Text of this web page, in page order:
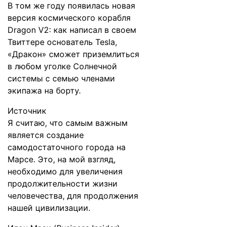
В том же году появилась новая
версия космического корабля
Dragon V2: как написал в своем
Твиттере основатель Tesla,
«Дракон» сможет приземлиться
в любом уголке Солнечной
системы с семью членами
экипажа на борту.
Источник
Я считаю, что самым важным
является создание
самодостаточного города на
Марсе. Это, на мой взгляд,
необходимо для увеличения
продолжительности жизни
человечества, для продолжения
нашей цивилизации.